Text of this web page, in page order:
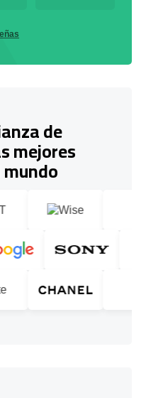
de
mejores